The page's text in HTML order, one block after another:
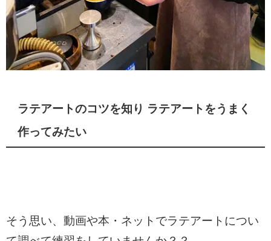
ラテアートのコツを知り ラテアートをうまく
作ってみたい
そう思い、動画や本・ネットでラテアートについ